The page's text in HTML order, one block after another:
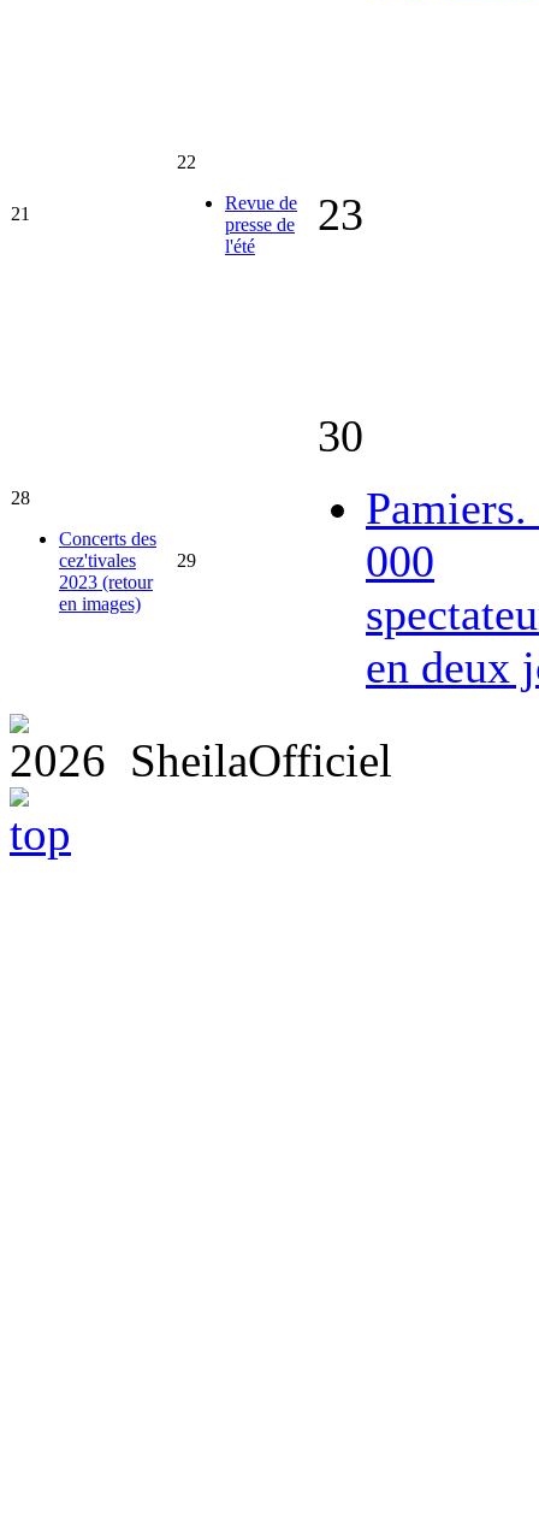
21
22
Revue de
presse de
l'été
23
28
Concerts des
cez'tivales
2023 (retour
en images)
29
30
Pamiers.
000
en deux
2026 SheilaOfficiel